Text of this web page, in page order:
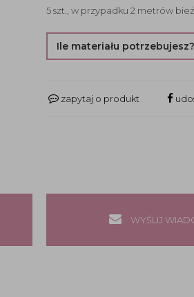
5 szt., w przypadku 2 metrów
Ile materiału potrzebujesz?
zapytaj o produkt
WYŚLIJ